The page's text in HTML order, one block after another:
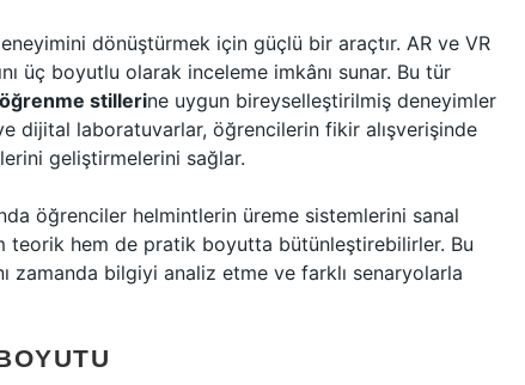
dönüştürmek için güçlü bir araçtır. AR ve VR
üç boyutlu olarak inceleme imkânı sunar. Bu tür
öğrenme stillerine uygun bireyselleştirilmiş deneyimler
dijital laboratuvarlar, öğrencilerin fikir alışverişinde
geliştirmelerini sağlar.
öğrenciler helmintlerin üreme sistemlerini sanal
teorik hem de pratik boyutta bütünleştirebilirler. Bu
zamanda bilgiyi analiz etme ve farklı senaryolarla